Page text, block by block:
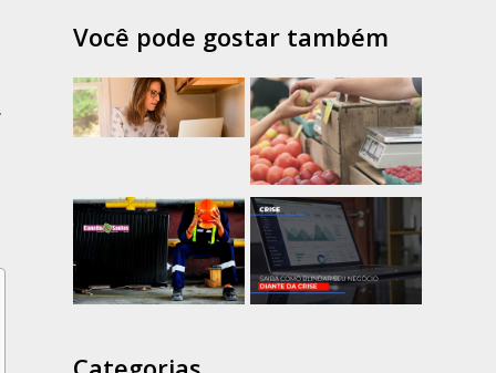
Você pode gostar também